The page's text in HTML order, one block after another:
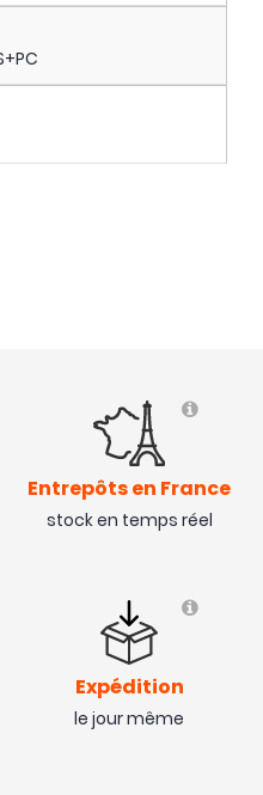
Entrepôts en France
stock en temps réel
Expédition
le jour même